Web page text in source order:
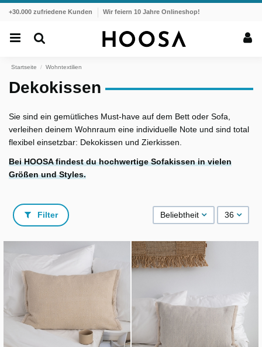
+30.000 zufriedene Kunden Wir feiern 10 Jahre Onlineshop!
Startseite Wohntextilien
Dekokissen
Sie sind ein gemütliches Must-have auf dem Bett oder Sofa,
verleihen deinem Wohnraum eine individuelle Note und sind total
flexibel einsetzbar: Dekokissen und Zierkissen.
Bei HOOSA findest du hochwertige Sofakissen in vielen
Größen und Styles.
Filter Beliebtheit 36